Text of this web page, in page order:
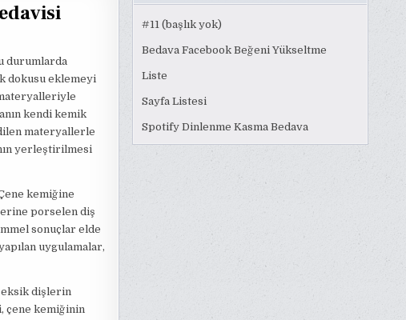
durumlarda
dokusu eklemeyi
kendi kemik
materyallerle
yerleştirilmesi
kemiğine
porselen diş
sonuçlar elde
uygulamalar,
dişlerin
çene kemiğinin
#11 (başlık yok)
Bedava Facebook Beğeni Yükseltme
Liste
Sayfa Listesi
Spotify Dinlenme Kasma Bedava